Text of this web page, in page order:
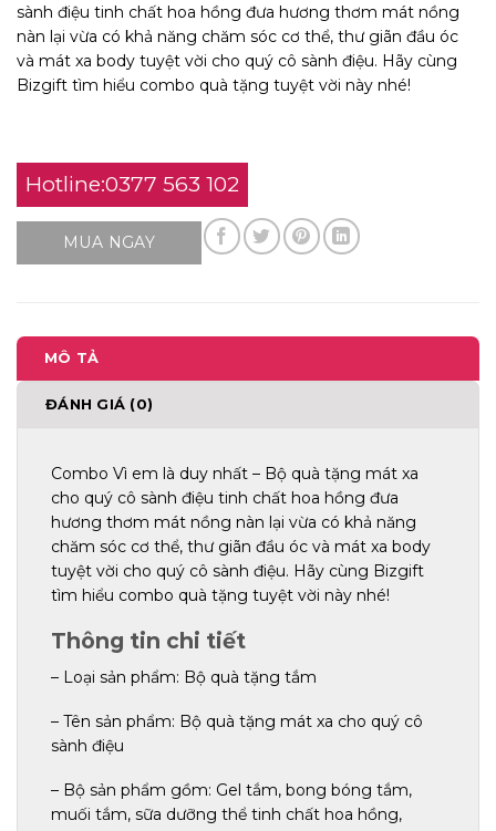
sành điệu tinh chất hoa hồng đưa hương thơm mát nồng
nàn lại vừa có khả năng chăm sóc cơ thể, thư giãn đầu óc
và mát xa body tuyệt vời cho quý cô sành điệu. Hãy cùng
Bizgift tìm hiểu combo quà tặng tuyệt vời này nhé!
Hotline:0377 563 102
MUA NGAY
MÔ TẢ
ĐÁNH GIÁ (0)
Combo Vì em là duy nhất – Bộ quà tặng mát xa
cho quý cô sành điệu tinh chất hoa hồng đưa
hương thơm mát nồng nàn lại vừa có khả năng
chăm sóc cơ thể, thư giãn đầu óc và mát xa body
tuyệt vời cho quý cô sành điệu. Hãy cùng Bizgift
tìm hiểu combo quà tặng tuyệt vời này nhé!
Thông tin chi tiết
– Loại sản phẩm: Bộ quà tặng tắm
– Tên sản phẩm: Bộ quà tặng mát xa cho quý cô
sành điệu
– Bộ sản phẩm gồm: Gel tắm, bong bóng tắm,
muối tắm, sữa dưỡng thể tinh chất hoa hồng,